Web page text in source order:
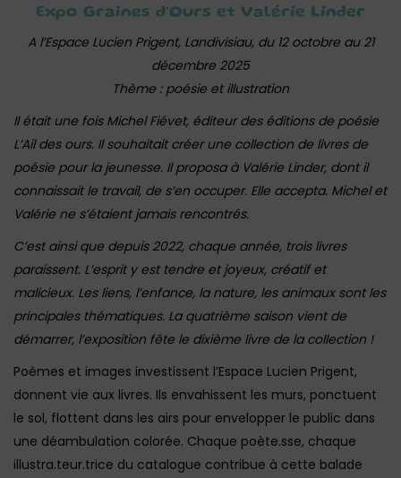
Expo Graines d’Ours et Valérie Linder
A l’Espace Lucien Prigent, Landivisiau, du 12 octobre au 21
décembre 2025
Thème : poésie et illustration
Il était une fois Michel Fiévet, éditeur des éditions de poésie
L’Ail des ours. Il souhaitait créer une collection de livres de
poésie pour la jeunesse. Il proposa à Valérie Linder, dont il
connaissait le travail, de s’en occuper. Elle accepta. Michel et
Valérie ne s’étaient jamais rencontrés.
C’est ainsi que depuis 2022, chaque année, trois livres
paraissent. L’esprit y est tendre et joyeux, créatif et
malicieux. Les liens, l’enfance, la nature, les animaux sont les
principales thématiques. La quatrième saison vient de
démarrer, l’exposition fête le dixième livre de la collection !
Poèmes et images investissent l’Espace Lucien Prigent,
donnent vie aux livres. Ils envahissent les murs, ponctuent
le sol, flottent dans les airs pour envelopper le public dans
une déambulation colorée. Chaque poète.sse, chaque
illustra.teur.trice du catalogue contribue à cette balade